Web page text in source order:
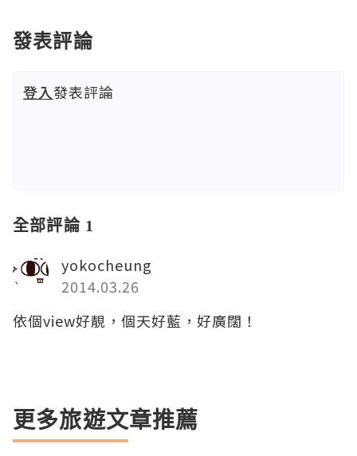
發表評論
登入發表評論
全部評論 1
yokocheung
2014.03.26
依個view好靚，個天好藍，好廣闊！
更多旅遊文章推薦